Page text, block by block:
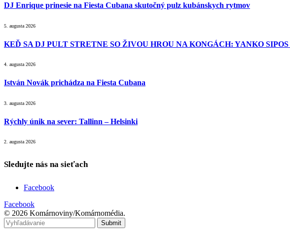
DJ Enrique prinesie na Fiesta Cubana skutočný pulz kubánskych rytmov
5. augusta 2026
KEĎ SA DJ PULT STRETNE SO ŽIVOU HROU NA KONGÁCH: YANKO
4. augusta 2026
István Novák prichádza na Fiesta Cubana
3. augusta 2026
Rýchly únik na sever: Tallinn – Helsinki
2. augusta 2026
Sledujte nás na sieťach
Facebook
Facebook
© 2026 Komárnoviny/Komárnomédia.
Submit